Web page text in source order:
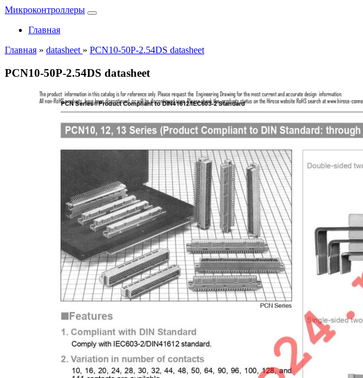
Микроконтроллеры
Главная
Главная » datasheet » PCN10-50P-2.54DS datasheet
PCN10-50P-2.54DS datasheet